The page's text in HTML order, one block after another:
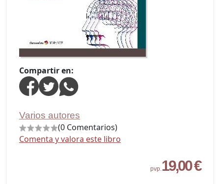
Compartir en:
Varios autores
(0 Comentarios)
Comenta y valora este libro
pvp.19,00 €